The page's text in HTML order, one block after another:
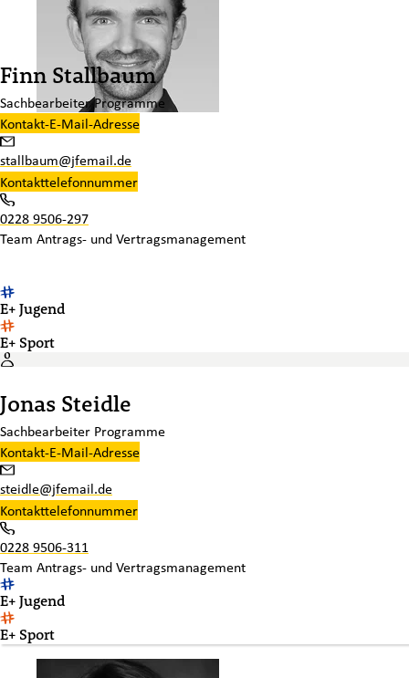
Finn Stallbaum
Sachbearbeiter Programme
Kontakt-E-Mail-Adresse
stallbaum@jfemail.de
Kontakttelefonnummer
0228 9506-297
Team Antrags- und Vertragsmanagement
E+ Jugend
E+ Sport
Jonas Steidle
Sachbearbeiter Programme
Kontakt-E-Mail-Adresse
steidle@jfemail.de
Kontakttelefonnummer
0228 9506-311
Team Antrags- und Vertragsmanagement
E+ Jugend
E+ Sport